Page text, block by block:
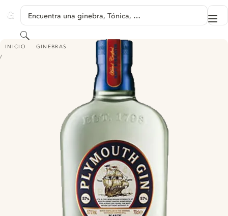
GINVENTORY
Encuentra una ginebra, Tónica, …
Buscar
INICIO GINEBRAS
PLYMOUTH NAVY STRENGTH